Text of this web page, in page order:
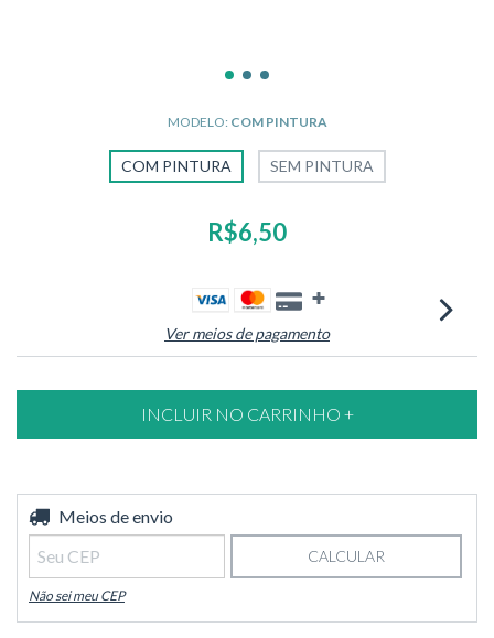
MODELO: COM PINTURA
COM PINTURA SEM PINTURA
R$6,50
Ver meios de pagamento
Entregas para o CEP:
Meios de envio
CALCULAR
Não sei meu CEP